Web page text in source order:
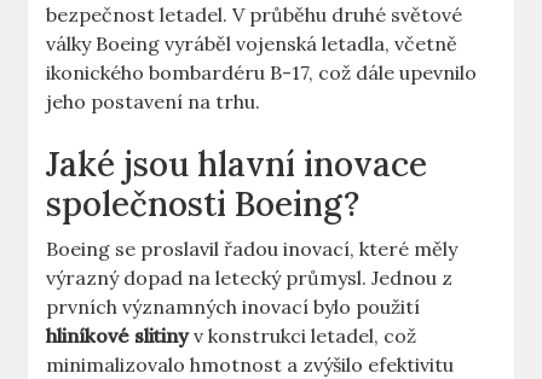
bezpečnost letadel. V ‌průběhu druhé světové
války Boeing ⁤vyráběl vojenská letadla, včetně⁤
ikonického bombardéru B-17, což dále upevnilo⁤
jeho postavení na trhu.
Jaké jsou hlavní inovace
společnosti Boeing?
Boeing se proslavil řadou inovací, které‌ měly
výrazný dopad⁣ na letecký průmysl. Jednou z
prvních významných inovací bylo ⁤použití
hliníkové slitinyv konstrukci‌ letadel, ‌což
minimalizovalo ⁣hmotnost a zvýšilo efektivitu